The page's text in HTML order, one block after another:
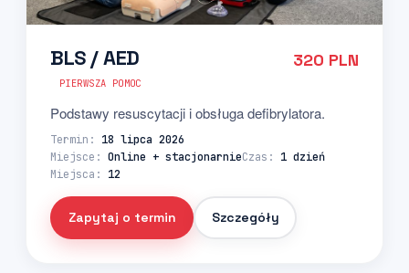
BLS / AED 320 PLN
PIERWSZA POMOC
Podstawy resuscytacji i obsługa defibrylatora.
Termin: 18 lipca 2026
Miejsce: Online + stacjonarnieCzas: 1 dzień
Miejsca: 12
Zapytaj o termin Szczegóły